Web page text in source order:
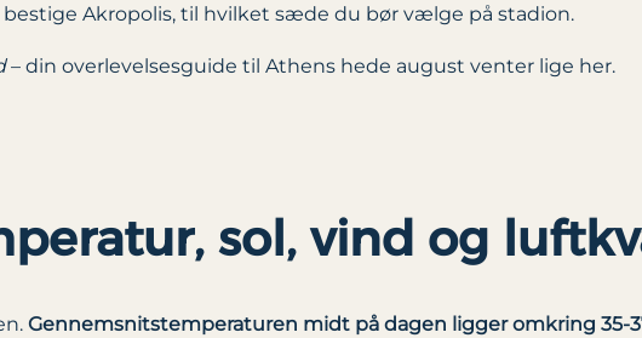
bestige Akropolis, til hvilket sæde du bør vælge på stadion.
– din overlevelsesguide til Athens hede august venter lige her.
sol, vind og
Gennemsnits­temperaturen midt på dagen ligger omkring 35-